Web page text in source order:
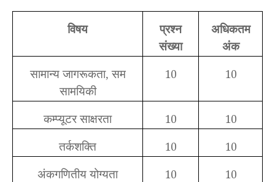
विषय
प्रश्न
संख्या
अधिकतम
अंक
सामान्य जागरूकता, सम
सामयिकी
10 10
कम्प्यूटर साक्षरता 10 10
तर्कशक्ति 10 10
अंकगणितीय योग्यता 10 10